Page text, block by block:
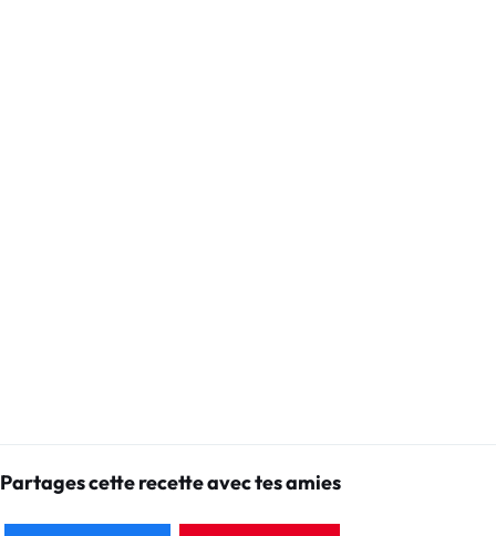
Partages cette recette avec tes amies